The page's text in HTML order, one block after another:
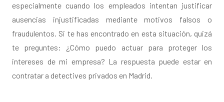
especialmente cuando los empleados intentan justificar
ausencias injustificadas mediante motivos falsos o
fraudulentos. Si te has encontrado en esta situación, quizá
te preguntes: ¿Cómo puedo actuar para proteger los
intereses de mi empresa? La respuesta puede estar en
contratar a detectives privados en Madrid.